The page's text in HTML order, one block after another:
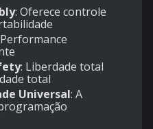
: Oferece controle
: Liberdade total
total
Universal: A